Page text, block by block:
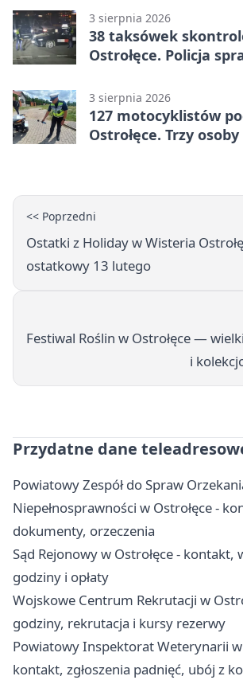
3 sierpnia 2026
38 taksówek
Ostrołęce. Policja
3 sierpnia 2026
127 motocyklistów
Ostrołęce. Trzy
<< Poprzedni
Ostatki z Holiday w Wisteria
ostatkowy 13 lutego
Festiwal Roślin w Ostrołęce —
i
Przydatne dane
Powiatowy Zespół do Spraw
Niepełnosprawności w Ostrołęce -
dokumenty, orzeczenia
Sąd Rejonowy w Ostrołęce - kontakt,
godziny i opłaty
Wojskowe Centrum Rekrutacji w
godziny, rekrutacja i kursy rezerwy
Powiatowy Inspektorat Weterynarii w
kontakt, zgłoszenia padnięć, ubój z